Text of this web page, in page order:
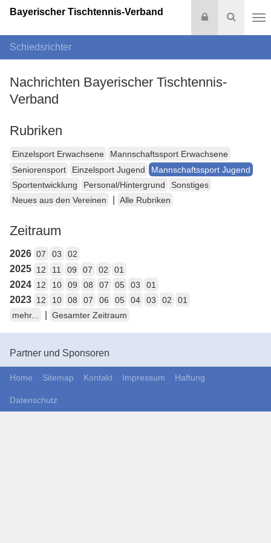
Suche
Login
Bayerischer Tischtennis-Verband
Schiedsrichter
Nachrichten Bayerischer Tischtennis-
Verband
Rubriken
Einzelsport Erwachsene
Mannschaftssport Erwachsene
Seniorensport
Einzelsport Jugend
Mannschaftssport Jugend
Sportentwicklung
Personal/Hintergrund
Sonstiges
Neues aus den Vereinen
Alle Rubriken
Zeitraum
2026 07 03 02
2025 12 11 09 07 02 01
2024 12 10 09 08 07 05 03 01
2023 12 10 08 07 06 05 04 03 02
01
mehr...
Gesamter Zeitraum
Partner und Sponsoren
Home Sitemap Kontakt Impressum Haftung
Datenschutz